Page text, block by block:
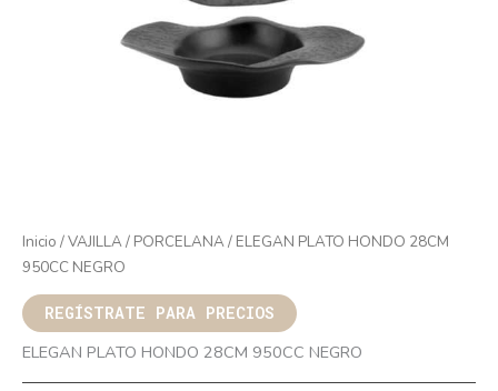
Inicio /VAJILLA/ PORCELANA/ ELEGAN PLATO HONDO 28CM
950CC NEGRO
REGÍSTRATE PARA PRECIOS
ELEGAN PLATO HONDO 28CM 950CC NEGRO